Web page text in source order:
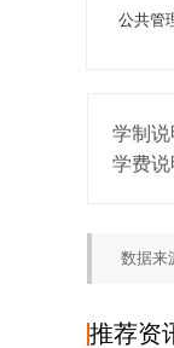
公共管
学制说
学费说
数据来
推荐资